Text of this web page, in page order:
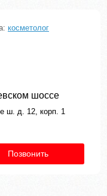
косметолог
шоссе
ш. д. 12, корп. 1
Позвонить